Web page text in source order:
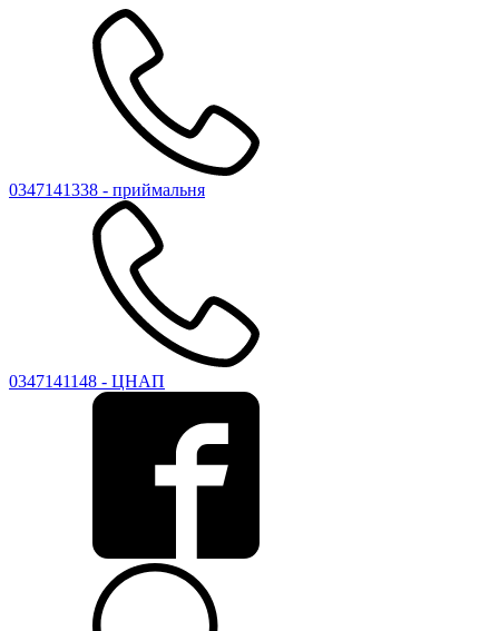
0347141338 - приймальня
0347141148 - ЦНАП